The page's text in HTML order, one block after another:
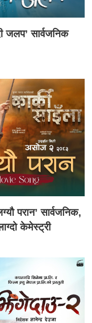
जलप’ सार्वजनिक
परान’ सार्वजनिक,
केमेस्ट्री